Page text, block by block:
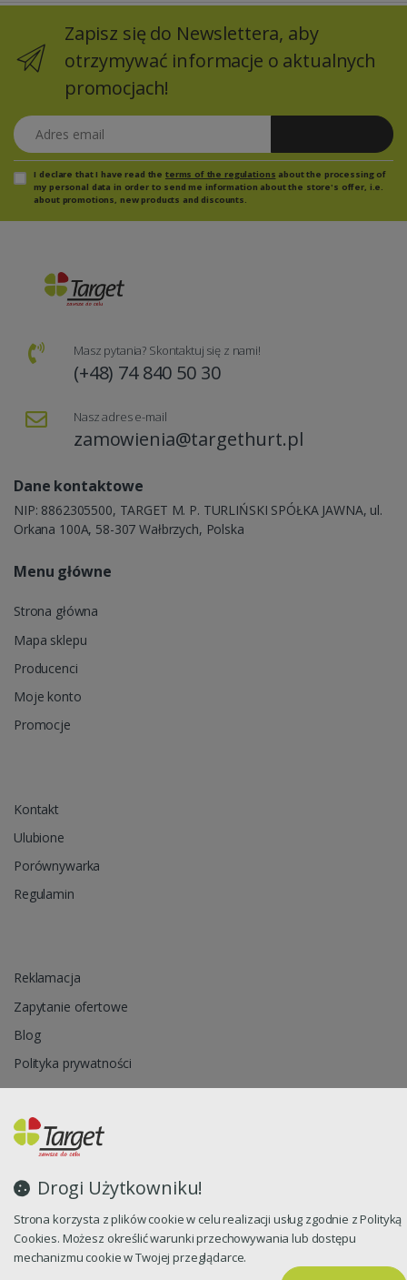
Drogi Użytkowniku!
Strona korzysta z plików cookie w celu realizacji usług zgodnie z Polityką
Cookies. Możesz określić warunki przechowywania lub dostępu
mechanizmu cookie w Twojej przeglądarce.
Zapisz się do Newslettera, aby
otrzymywać informacje o aktualnych
promocjach!
Adres email
I declare that I have read the terms of the regulations about the processing of
my personal data in order to send me information about the store's offer, i.e.
about promotions, new products and discounts.
Masz pytania? Skontaktuj się z nami!
(+48) 74 840 50 30
Nasz adres e-mail
zamowienia@targethurt.pl
Dane kontaktowe
NIP: 8862305500, TARGET M. P. TURLIŃSKI SPÓŁKA JAWNA, ul.
Orkana 100A, 58-307 Wałbrzych, Polska
Menu główne
Strona główna
Mapa sklepu
Producenci
Moje konto
Promocje
Kontakt
Ulubione
Porównywarka
Regulamin
Reklamacja
Zapytanie ofertowe
Blog
Polityka prywatności
Oprogramowanie sklepu internetowego dostarcza